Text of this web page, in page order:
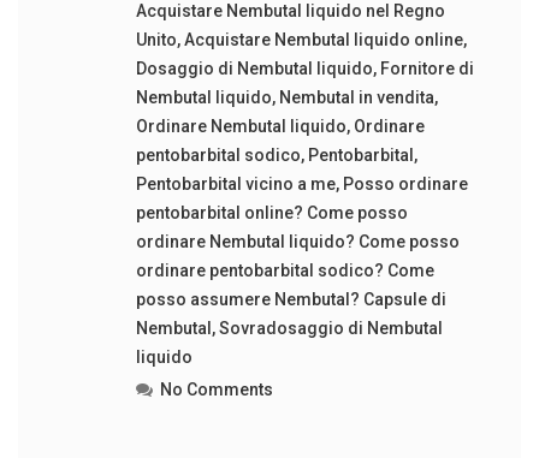
Acquistare Nembutal liquido nel Regno
Unito,Acquistare Nembutal liquido online,
Dosaggio di Nembutal liquido, Fornitore di
Nembutal liquido, Nembutal in vendita,
Ordinare Nembutal liquido, Ordinare
pentobarbital sodico, Pentobarbital ,
Pentobarbital vicino a me, Posso ordinare
pentobarbital online? Come posso
ordinare Nembutal liquido? Come posso
ordinare pentobarbital sodico? Come
posso assumere Nembutal? Capsule di
Nembutal ,Sovradosaggio di Nembutal
liquido
No Comments